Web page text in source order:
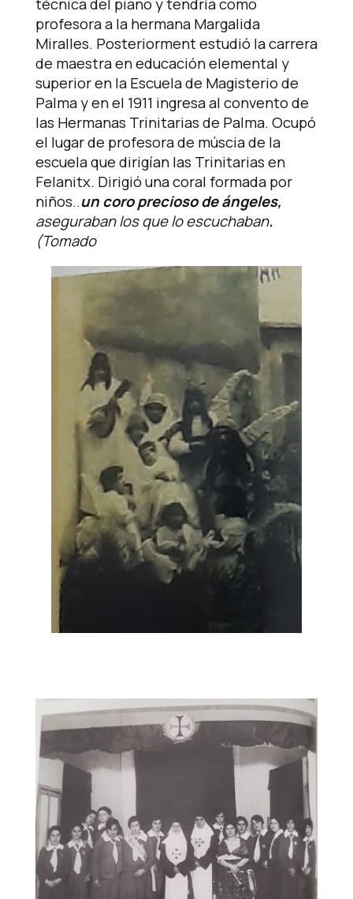
profesora a la hermana Margalida
Miralles. Posteriorment estudió la carrera
de maestra en educación elemental y
superior en la Escuela de Magisterio de
Palma y en el 1911 ingresa al convento de
las Hermanas Trinitarias de Palma. Ocupó
el lugar de profesora de múscia de la
escuela que dirigían las Trinitarias en
Felanitx. Dirigió una coral formada por
niños..un coro precioso de ángeles,
aseguraban los que lo escuchaban.
(Tomado